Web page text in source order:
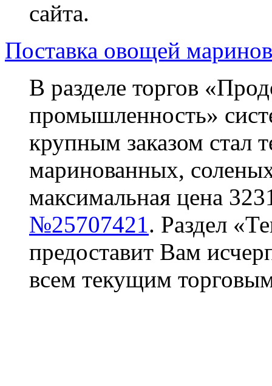
сайта.
Поставка овощей
В разделе торгов
промышленность»
крупным заказом стал
маринованных,
максимальная цена
№25707421. Раздел
предоставит Вам
всем текущим